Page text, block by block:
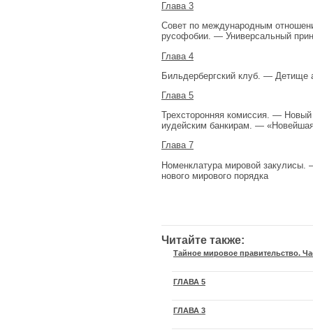
Глава 3
Совет по международным
русофобии. — Универсальный
Глава 4
Бильдербергский клуб. — Детище
Глава 5
Трехсторонняя комиссия. —
иудейским банкирам. —
Глава 7
Номенклатура мировой
нового мирового порядка
Читайте также:
Тайное мировое правительство.
ГЛАВА 5
ГЛАВА 3